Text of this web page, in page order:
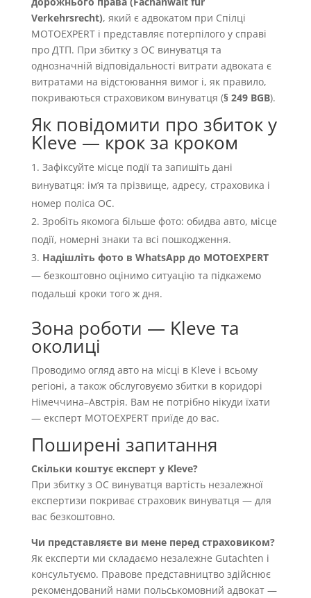
Verkehrsrecht), який є адвокатом при Спілці
MOTOEXPERT і представляє потерпілого у справі
про ДТП. При збитку з OC винуватця та
однозначній відповідальності витрати адвоката є
витратами на відстоювання вимог і, як правило,
покриваються страховиком винуватця (§ 249 BGB).
Як повідомити про збиток у
Kleve — крок за кроком
Зафіксуйте місце події та запишіть дані
винуватця: імʼя та прізвище, адресу, страховика і
номер поліса OC.
Зробіть якомога більше фото: обидва авто, місце
події, номерні знаки та всі пошкодження.
Надішліть фото в WhatsApp до MOTOEXPERT
— безкоштовно оцінимо ситуацію та підкажемо
подальші кроки того ж дня.
Зона роботи — Kleve та
околиці
Проводимо огляд авто на місці в Kleve і всьому
регіоні, а також обслуговуємо збитки в коридорі
Німеччина–Австрія. Вам не потрібно нікуди їхати
— експерт MOTOEXPERT приїде до вас.
Поширені запитання
Скільки коштує експерт у Kleve?
При збитку з OC винуватця вартість незалежної
експертизи покриває страховик винуватця — для
вас безкоштовно.
Чи представляєте ви мене перед страховиком?
Як експерти ми складаємо незалежне Gutachten і
консультуємо. Правове представництво здійснює
рекомендований нами польськомовний адвокат —